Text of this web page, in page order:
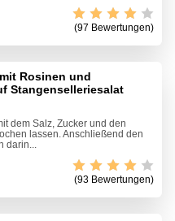
(97 Bewertungen)
Rosinen und
Stangenselleriesalat
dem Salz, Zucker und den
lassen. Anschließend den
darin...
(93 Bewertungen)